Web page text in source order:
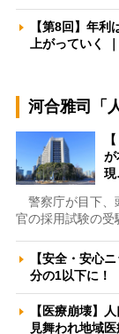
【第8回】年
上がっていく
河合雅司「
警察庁が目下、
官の採用試験の受
【安全・安心
分の1以下に
【医療崩壊】
見舞われ地域